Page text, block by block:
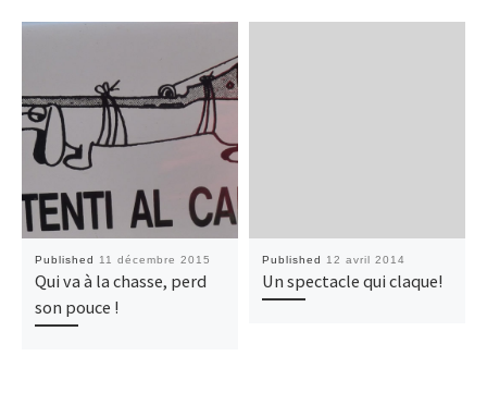
Published 11 décembre 2015
Qui va à la chasse, perd
son pouce !
Published 12 avril 2014
Un spectacle qui claque!